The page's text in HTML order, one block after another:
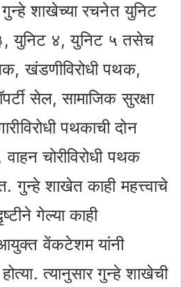
शाखेच्या रचनेत युनिट
युनिट ४, युनिट ५ तसेच
खंडणीविरोधी पथक,
सेल, सामाजिक सुरक्षा
पथकाची दोन
चोरीविरोधी पथक
शाखेत काही महत्त्वाचे
गेल्या काही
आयुक्त वेंकटेशम यांनी
त्यानुसार गुन्हे शाखेची